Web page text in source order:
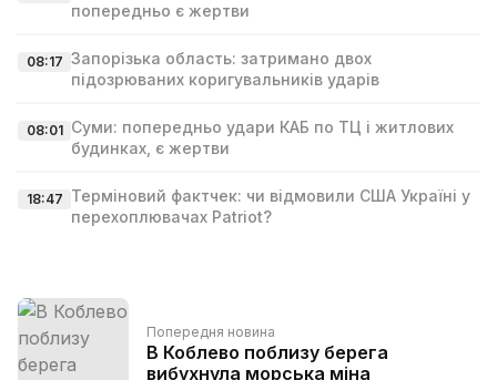
попередньо є жертви
08:17 Запорізька область: затримано двох
підозрюваних коригувальників ударів
08:01 Суми: попередньо удари КАБ по ТЦ і житлових
будинках, є жертви
18:47 Терміновий фактчек: чи відмовили США Україні у
перехоплювачах Patriot?
Попередня новина
В Коблево поблизу берега
вибухнула морська міна